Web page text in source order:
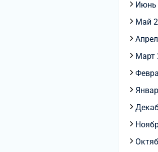
Июнь
Май
Март